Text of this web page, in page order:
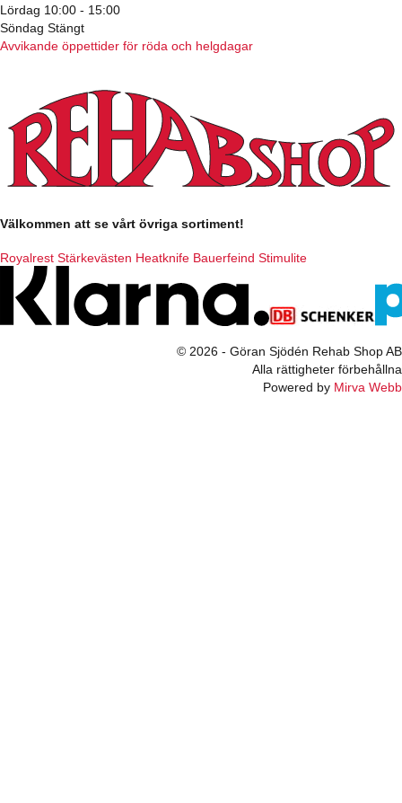
Lördag 10:00 - 15:00
Söndag Stängt
Avvikande öppettider för röda och helgdagar
Välkommen att se vårt övriga sortiment!
Royalrest Stärkevästen Heatknife Bauerfeind Stimulite
© 2026 - Göran Sjödén Rehab Shop AB
Alla rättigheter förbehållna
Powered by Mirva Webb